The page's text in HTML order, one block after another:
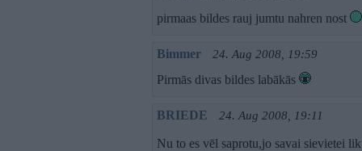
pirmaas bildes rauj jumtu nahren nost
Bimmer 24. Aug 2008, 19:59
Pirmās divas bildes labākās
BRIEDE 24. Aug 2008, 19:11
Nu to es vēl saprotu,jo savai sievietei